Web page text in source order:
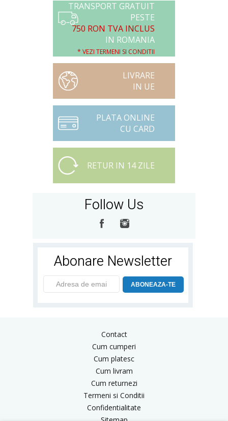
TRANSPORT GRATUIT
PESTE
750 RON TVA INCLUS
IN ROMANIA
* VEZI TERMENI SI CONDITII
LIVRARE
IN UE
PLATA ONLINE
CU CARD
RETUR IN 14 ZILE
Follow Us
Abonare Newsletter
ABONEAZA-TE
Contact
Cum cumperi
Cum platesc
Cum livram
Cum returnezi
Termeni si Conditii
Confidentialitate